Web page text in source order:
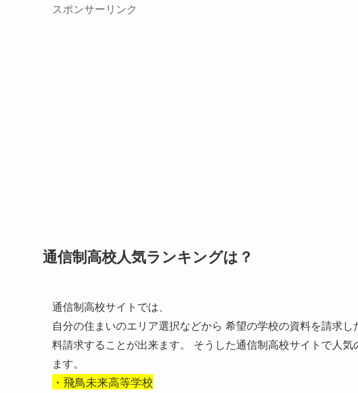
スポンサーリンク
通信制高校人気ランキングは？
通信制高校サイトでは、
自分の住まいのエリア選択などから 希望の学校の資料を請求
料請求することが出来ます。 そうした通信制高校サイトで人
ます。
・飛鳥未来高等学校